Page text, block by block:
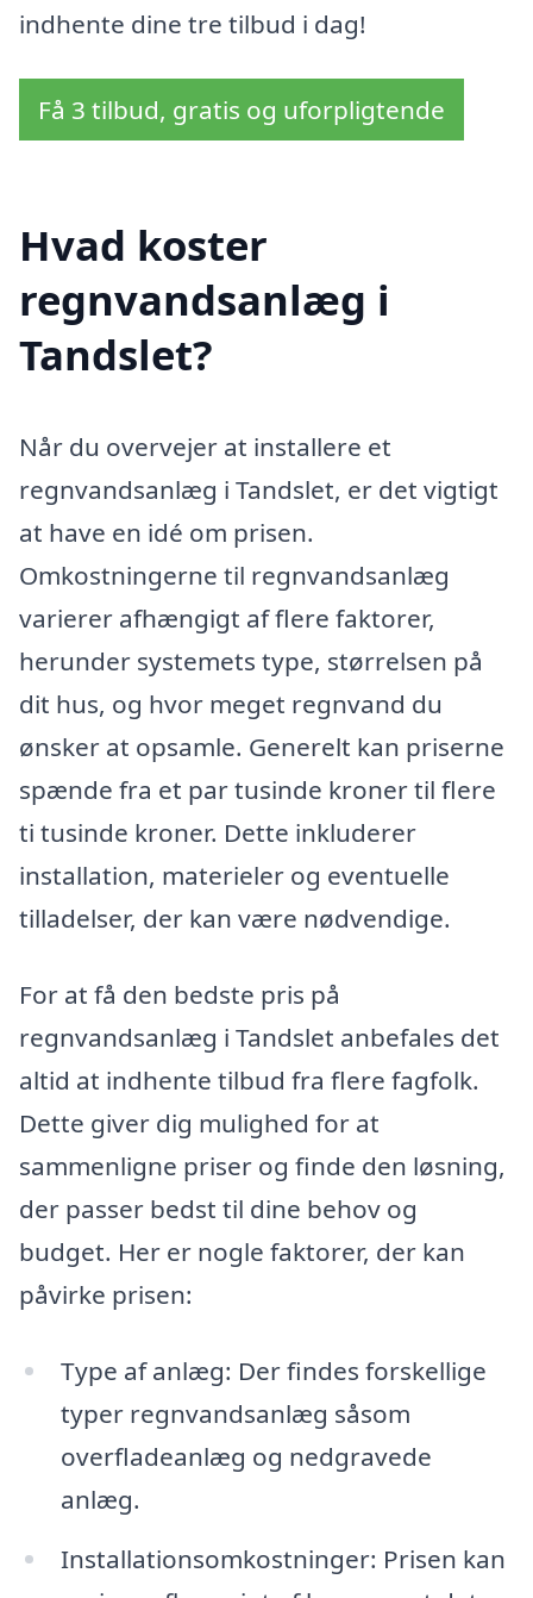
indhente dine tre tilbud i dag!
Få 3 tilbud, gratis og uforpligtende
Hvad koster
regnvandsanlæg i
Tandslet?
Når du overvejer at installere et
regnvandsanlæg i Tandslet, er det vigtigt
at have en idé om prisen.
Omkostningerne til regnvandsanlæg
varierer afhængigt af flere faktorer,
herunder systemets type, størrelsen på
dit hus, og hvor meget regnvand du
ønsker at opsamle. Generelt kan priserne
spænde fra et par tusinde kroner til flere
ti tusinde kroner. Dette inkluderer
installation, materieler og eventuelle
tilladelser, der kan være nødvendige.
For at få den bedste pris på
regnvandsanlæg i Tandslet anbefales det
altid at indhente tilbud fra flere fagfolk.
Dette giver dig mulighed for at
sammenligne priser og finde den løsning,
der passer bedst til dine behov og
budget. Her er nogle faktorer, der kan
påvirke prisen:
Type af anlæg: Der findes forskellige
typer regnvandsanlæg såsom
overfladeanlæg og nedgravede
anlæg.
Installationsomkostninger: Prisen kan